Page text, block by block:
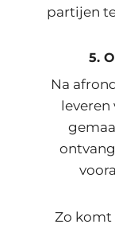
partijen
5.
Na
leveren
Zo komt